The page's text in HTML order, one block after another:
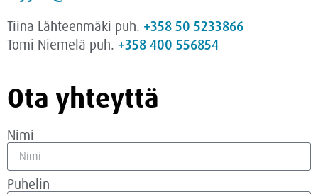
Tiina Lähteenmäki puh. +358 50 5233866
Tomi Niemelä puh. +358 400 556854
Ota yhteyttä
Nimi
Puhelin